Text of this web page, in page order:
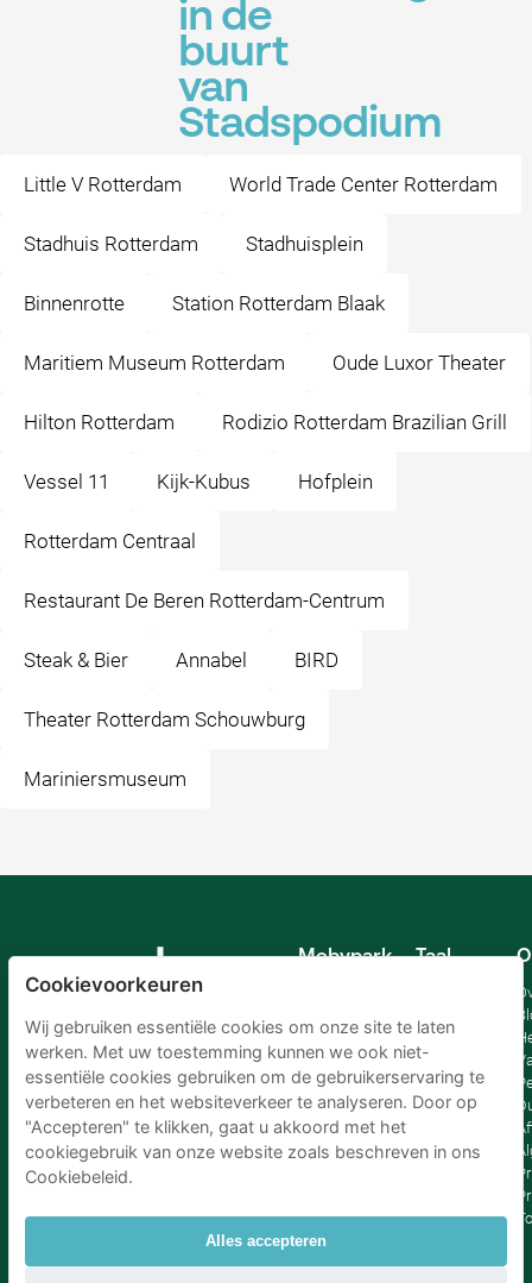
in de
buurt
van
Stadspodium
Little V Rotterdam World Trade Center Rotterdam
Stadhuis Rotterdam Stadhuisplein
Binnenrotte Station Rotterdam Blaak
Maritiem Museum Rotterdam Oude Luxor Theater
Hilton Rotterdam Rodizio Rotterdam Brazilian Grill
Vessel 11 Kijk-Kubus Hofplein
Rotterdam Centraal
Restaurant De Beren Rotterdam-Centrum
Steak & Bier Annabel BIRD
Theater Rotterdam Schouwburg
Mariniersmuseum
Mobypark
Taal
Spaans
Frankrijk
Italiaans
Nederlands
Cookievoorkeuren
Wij gebruiken essentiële cookies om onze site te laten
werken. Met uw toestemming kunnen we ook niet-
essentiële cookies gebruiken om de gebruikerservaring te
verbeteren en het websiteverkeer te analyseren. Door op
"Accepteren" te klikken, gaat u akkoord met het
cookiegebruik van onze website zoals beschreven in ons
Cookiebeleid.
Alles accepteren